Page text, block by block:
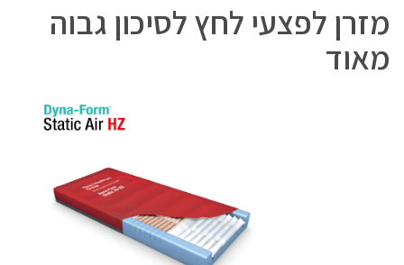
מזרן לפצעי לחץ לסיכון גבוה
מאוד